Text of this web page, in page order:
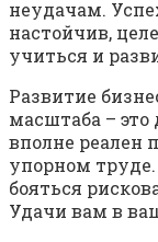
неудачам.
настойчив,
учиться и
Развитие
масштаба –
вполне реален
упорном
бояться
Удачи вам в